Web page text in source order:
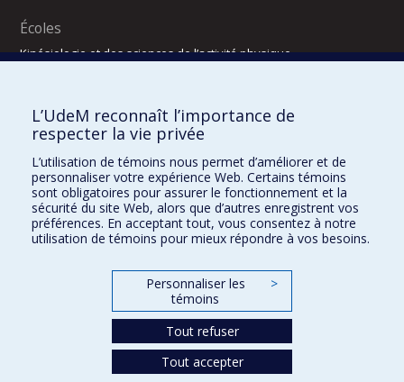
Écoles
Kinésiologie et des sciences de l’activité physique
Directions
DPC
CPASS
Éthique clinique
Conditions d’utilisation 2025-2026
L’UdeM reconnaît l’importance de
respecter la vie privée
L’utilisation de témoins nous permet d’améliorer et de
personnaliser votre expérience Web. Certains témoins
sont obligatoires pour assurer le fonctionnement et la
sécurité du site Web, alors que d’autres enregistrent vos
préférences. En acceptant tout, vous consentez à notre
utilisation de témoins pour mieux répondre à vos besoins.
Personnaliser les
témoins
>
Tout refuser
Tout accepter